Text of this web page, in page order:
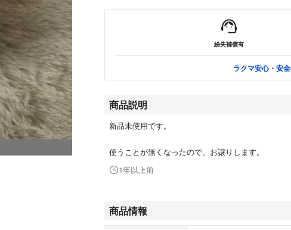
紛失補償有
ラクマ安心・安
商品説明
新品未使用です。
使うことが無くなったので、お譲りします。
1年以上前
商品情報